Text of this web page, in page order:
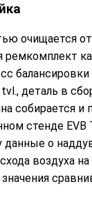
очищается
ремкомплект
деталь в
собирается и
стенде EVB
данные о
воздуха